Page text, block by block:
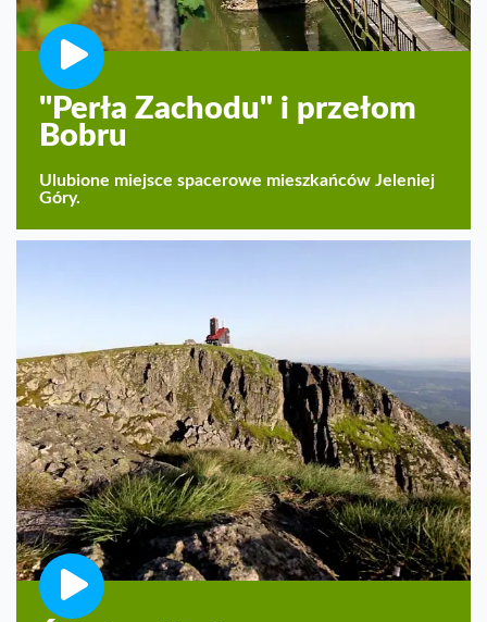
"Perła Zachodu" i przełom
Bobru
Ulubione miejsce spacerowe mieszkańców Jeleniej
Góry.